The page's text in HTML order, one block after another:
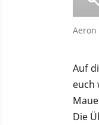
Auf
euch
Die